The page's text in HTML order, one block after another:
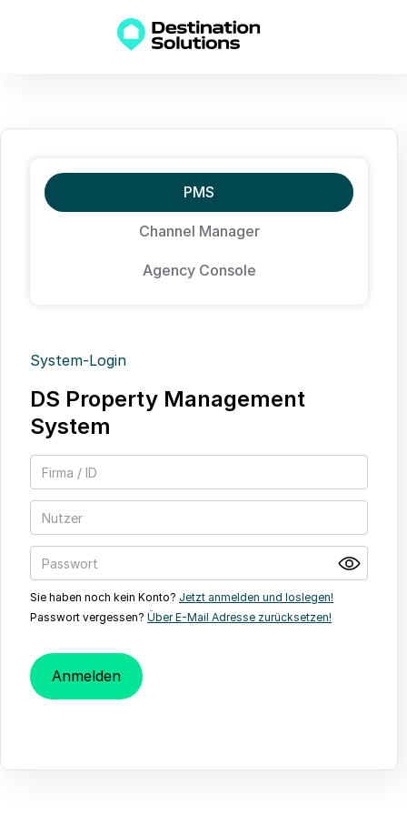
PMS
Channel Manager
Agency Console
System-Login
DS Property Management
System
Sie haben noch kein Konto? Jetzt anmelden und loslegen!
Passwort vergessen? Über E-Mail Adresse zurücksetzen!